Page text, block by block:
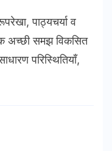
पाठ्यचर्या व
अच्छी समझ विकसित
परिस्थितियाँ,